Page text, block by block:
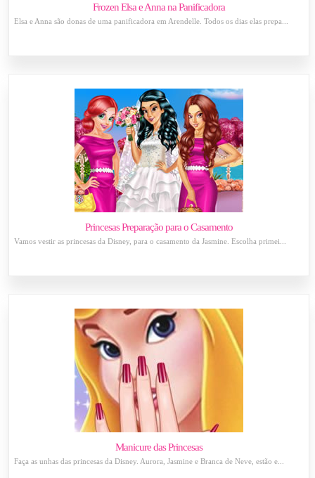
Frozen Elsa e Anna na Panificadora
Elsa e Anna são donas de uma panificadora em Arendelle. Todos os dias elas prepa...
Princesas Preparação para o Casamento
Vamos vestir as princesas da Disney, para o casamento da Jasmine. Escolha primei...
Manicure das Princesas
Faça as unhas das princesas da Disney. Aurora, Jasmine e Branca de Neve, estão e...